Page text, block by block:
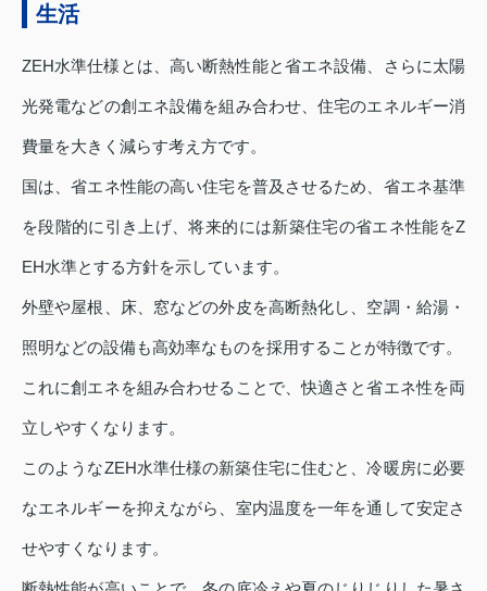
生活
ZEH水準仕様とは、高い断熱性能と省エネ設備、さらに太陽
光発電などの創エネ設備を組み合わせ、住宅のエネルギー消
費量を大きく減らす考え方です。
国は、省エネ性能の高い住宅を普及させるため、省エネ基準
を段階的に引き上げ、将来的には新築住宅の省エネ性能をZ
EH水準とする方針を示しています。
外壁や屋根、床、窓などの外皮を高断熱化し、空調・給湯・
照明などの設備も高効率なものを採用することが特徴です。
これに創エネを組み合わせることで、快適さと省エネ性を両
立しやすくなります。
このようなZEH水準仕様の新築住宅に住むと、冷暖房に必要
なエネルギーを抑えながら、室内温度を一年を通して安定さ
せやすくなります。